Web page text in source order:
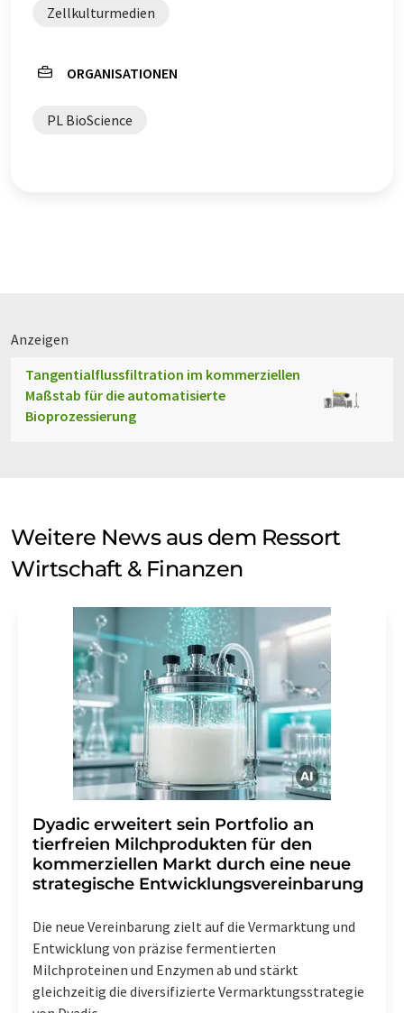
Zellkulturmedien
ORGANISATIONEN
PL BioScience
Anzeigen
Tangentialflussfiltration im kommerziellen
Maßstab für die automatisierte
Bioprozessierung
Weitere News aus dem Ressort
Wirtschaft & Finanzen
Dyadic erweitert sein Portfolio an
tierfreien Milchprodukten für den
kommerziellen Markt durch eine neue
strategische Entwicklungsvereinbarung
Die neue Vereinbarung zielt auf die Vermarktung und
Entwicklung von präzise fermentierten
Milchproteinen und Enzymen ab und stärkt
gleichzeitig die diversifizierte Vermarktungsstrategie